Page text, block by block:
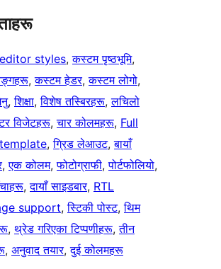
styles, कस्टम पृष्ठभूमि
, कस्टम हेडर, कस्टम लोगो
, शिक्षा, विशेष तस्बिरहरू, लचिलो
विजेटहरू, चार कोलमहरू, Full
, ग्रिड लेआउट, बायाँ
, एक कोलम, फोटोग्राफी, पोर्टफोलियो
, दायाँ साइडबार, RTL
support, स्टिकी पोस्ट, थिम
, थ्रेड गरिएका टिप्पणीहरू, तीन
, अनुवाद तयार, दुई कोलमहरू